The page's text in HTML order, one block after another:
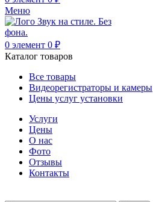
Меню
0 элемент 0 ₽
Каталог товаров
Все товары
Видеорегистраторы и камеры
Цены услуг установки
Услуги
Цены
О нас
Фото
Отзывы
Контакты